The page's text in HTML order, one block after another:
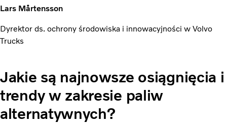
Lars Mårtensson
Dyrektor ds. ochrony środowiska i innowacyjności w Volvo
Trucks
Jakie są najnowsze osiągnięcia i
trendy w zakresie paliw
alternatywnych?